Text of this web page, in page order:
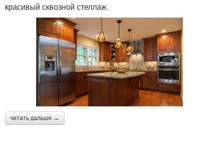
красивый сквозной стеллаж.
читать дальше →